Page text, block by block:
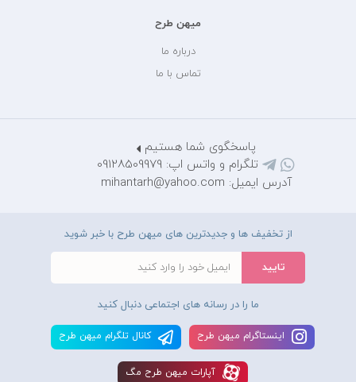
میهن طرح
درباره ما
تماس با ما
پاسخگوی شما هستیم
تلگرام و واتس اپ: 09128509979
آدرس ایمیل: mihantarh@yahoo.com
از تخفیف ها و جدیدترین های میهن طرح با خبر شوید
ما را در رسانه های اجتماعی دنبال کنید
اينستاگرام ميهن طرح کانال تلگرام ميهن طرح
آپارات ميهن طرح مگ